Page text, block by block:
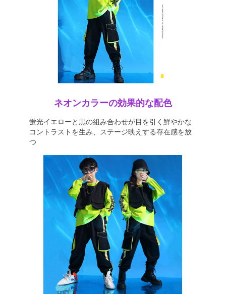
ネオンカラーの効果的な配色
蛍光イエローと黒の組み合わせが目を引く鮮やかな
コントラストを生み、ステージ映えする存在感を放
つ